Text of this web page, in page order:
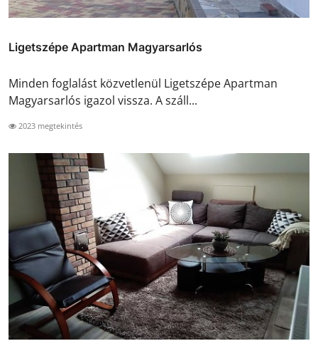
Ligetszépe Apartman Magyarsarlós
Minden foglalást közvetlenül Ligetszépe Apartman
Magyarsarlós igazol vissza. A száll...
2023 megtekintés